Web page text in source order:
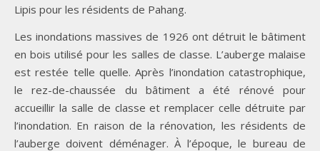
Lipis pour les résidents de Pahang.
Les inondations massives de 1926 ont détruit le bâtiment
en bois utilisé pour les salles de classe. L’auberge malaise
est restée telle quelle. Après l’inondation catastrophique,
le rez-de-chaussée du bâtiment a été rénové pour
accueillir la salle de classe et remplacer celle détruite par
l’inondation. En raison de la rénovation, les résidents de
l’auberge doivent déménager. À l’époque, le bureau de